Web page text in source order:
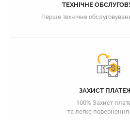
ТЕХНІЧНЕ
Перше технічне
ЗАХИСТ
100% Захист
та легке повернення